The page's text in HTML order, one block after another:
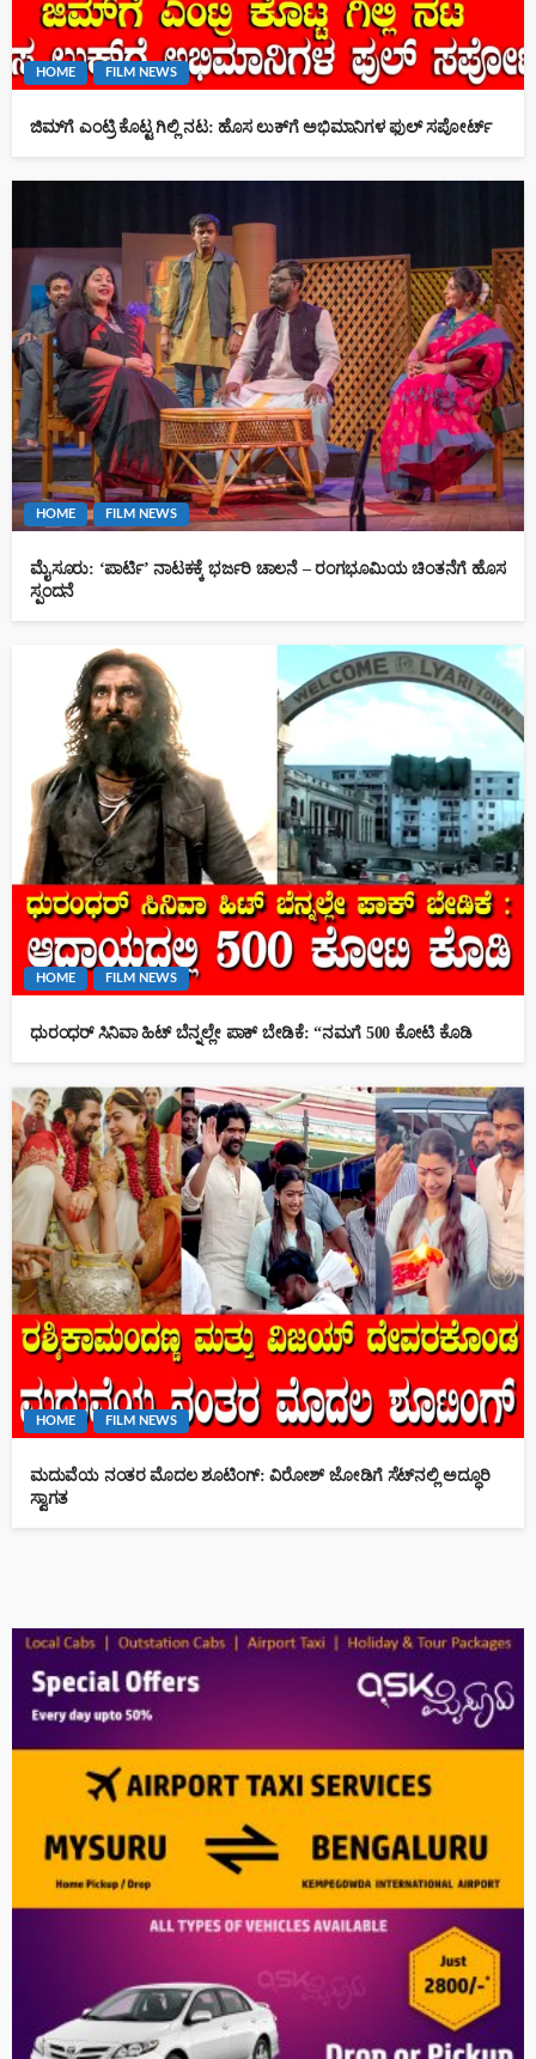
HOME FILM NEWS
ಜಿಮ್‌ಗೆ ಎಂಟ್ರಿ ಕೊಟ್ಟ ಗಿಲ್ಲಿ ನಟ: ಹೊಸ ಲುಕ್‌ಗೆ ಅಭಿಮಾನಿಗಳ ಫುಲ್ ಸಪೋರ್ಟ್
HOME FILM NEWS
ಮೈಸೂರು: ‘ಪಾರ್ಟಿ’ ನಾಟಕಕ್ಕೆ ಭರ್ಜರಿ ಚಾಲನೆ – ರಂಗಭೂಮಿಯ ಚಿಂತನೆಗೆ ಹೊಸ
ಸ್ಪಂದನೆ
HOME FILM NEWS
ಧುರಂಧರ್ ಸಿನಿವಾ ಹಿಟ್ ಬೆನ್ನಲ್ಲೇ ಪಾಕ್ ಬೇಡಿಕೆ: “ನಮಗೆ 500 ಕೋಟಿ ಕೊಡಿ
HOME FILM NEWS
ಮದುವೆಯ ನಂತರ ಮೊದಲ ಶೂಟಿಂಗ್: ವಿರೋಶ್ ಜೋಡಿಗೆ ಸೆಟ್‌ನಲ್ಲಿ ಅದ್ಧೂರಿ
ಸ್ವಾಗತ